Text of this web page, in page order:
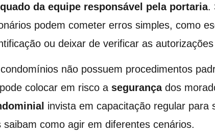
da equipe responsável pela portaria.
podem cometer erros simples, como
ou deixar de verificar as
não possuem procedimentos
colocar em risco a segurançados
invista em capacitação regular para
saibam como agir em diferentes cenários.